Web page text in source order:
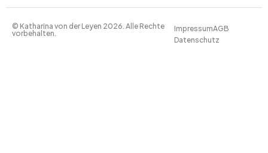
© Katharina von der Leyen 2026. Alle Rechte
vorbehalten.
ImpressumAGB
Datenschutz